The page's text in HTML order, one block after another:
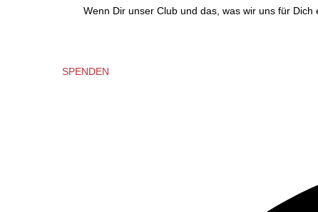
Wenn Dir unser Club und das, was wir uns für
SPENDEN